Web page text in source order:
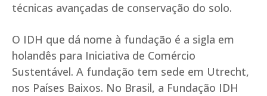
técnicas avançadas de conservação do solo.
O IDH que dá nome à fundação é a sigla em
holandês para Iniciativa de Comércio
Sustentável. A fundação tem sede em Utrecht,
nos Países Baixos. No Brasil, a Fundação IDH